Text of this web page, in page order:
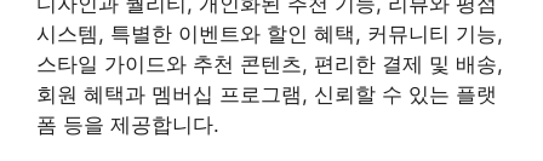
시스템, 특별한 이벤트와 할인 혜택, 커뮤니티 기능,
스타일 가이드와 추천 콘텐츠, 편리한 결제 및 배송,
회원 혜택과 멤버십 프로그램, 신뢰할 수 있는 플랫
폼 등을 제공합니다.